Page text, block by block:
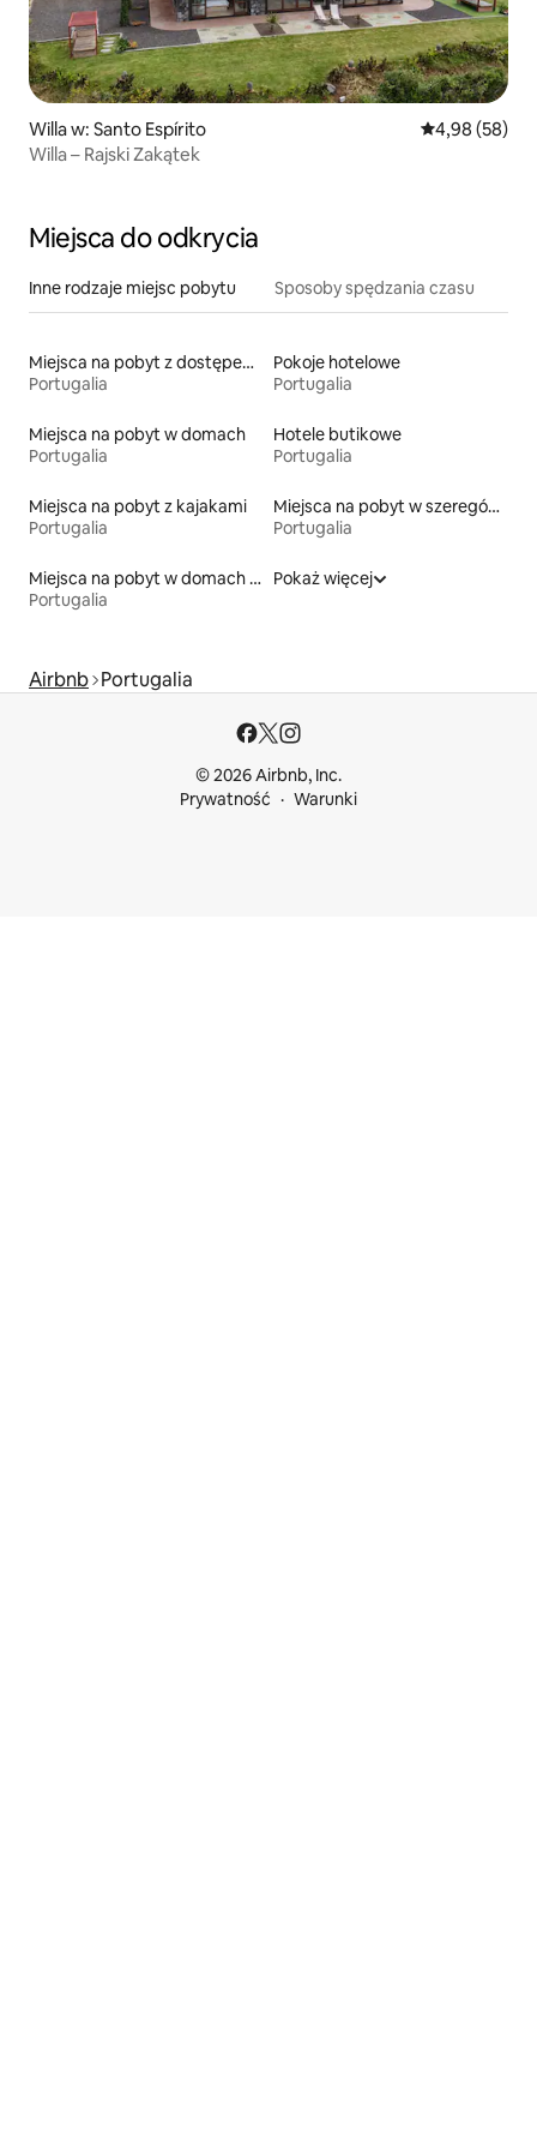
Willa w: Santo Espírito Średnia
4,98 (58)
Willa – Rajski Zakątek
Miejsca do odkrycia
Inne rodzaje miejsc pobytu Sposoby spędzania czasu
Miejsca na pobyt z dostępem do jeziora
Portugalia
Pokoje hotelowe
Portugalia
Miejsca na pobyt w domach
Portugalia
Hotele butikowe
Portugalia
Miejsca na pobyt z kajakami
Portugalia
Miejsca na pobyt w szeregówkach
Portugalia
Miejsca na pobyt w domach wakacyjnych
Portugalia
Pokaż więcej
Airbnb Portugalia
© 2026 Airbnb, Inc.
Prywatność
Warunki